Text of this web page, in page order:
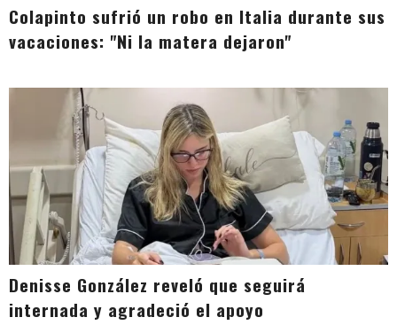
Colapinto sufrió un robo en Italia durante sus
vacaciones: "Ni la matera dejaron"
Denisse González reveló que seguirá
internada y agradeció el apoyo